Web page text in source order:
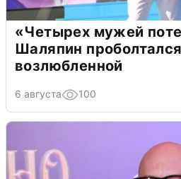
«Четырех мужей
Шаляпин
возлюбленной
6 августа 100